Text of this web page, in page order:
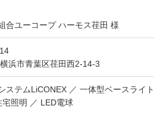
合ユーコープ ハーモス荏田 様
浜市青葉区荏田西2-14-3
ステムLiCONEX ／ 一体型ベースライ
宅照明 ／ LED電球